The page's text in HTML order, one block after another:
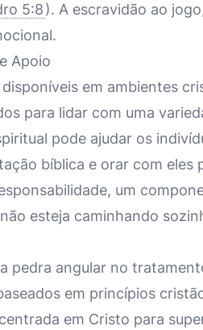
5:8). A escravidão ao
Apoio
em ambientes
para lidar com uma
pode ajudar os
bíblica e orar com eles
um
esteja caminhando
pedra angular no
em princípios
em Cristo para